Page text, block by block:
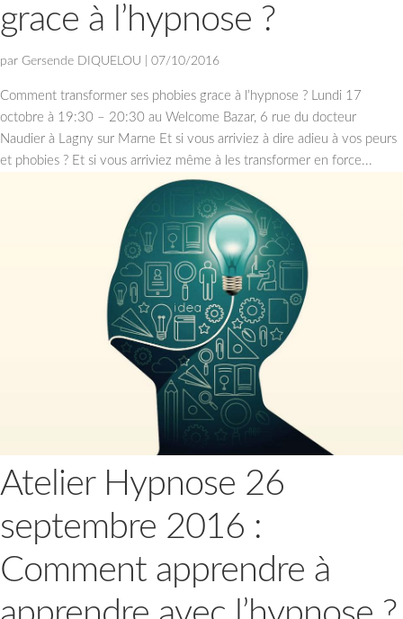
grace à l’hypnose ?
par Gersende DIQUELOU 07/10/2016
Comment transformer ses phobies grace à l’hypnose ? Lundi 17
octobre à 19:30 – 20:30 au Welcome Bazar, 6 rue du docteur
Naudier à Lagny sur Marne Et si vous arriviez à dire adieu à vos peurs
et phobies ? Et si vous arriviez même à les transformer en force...
Atelier Hypnose 26
septembre 2016 :
Comment apprendre à